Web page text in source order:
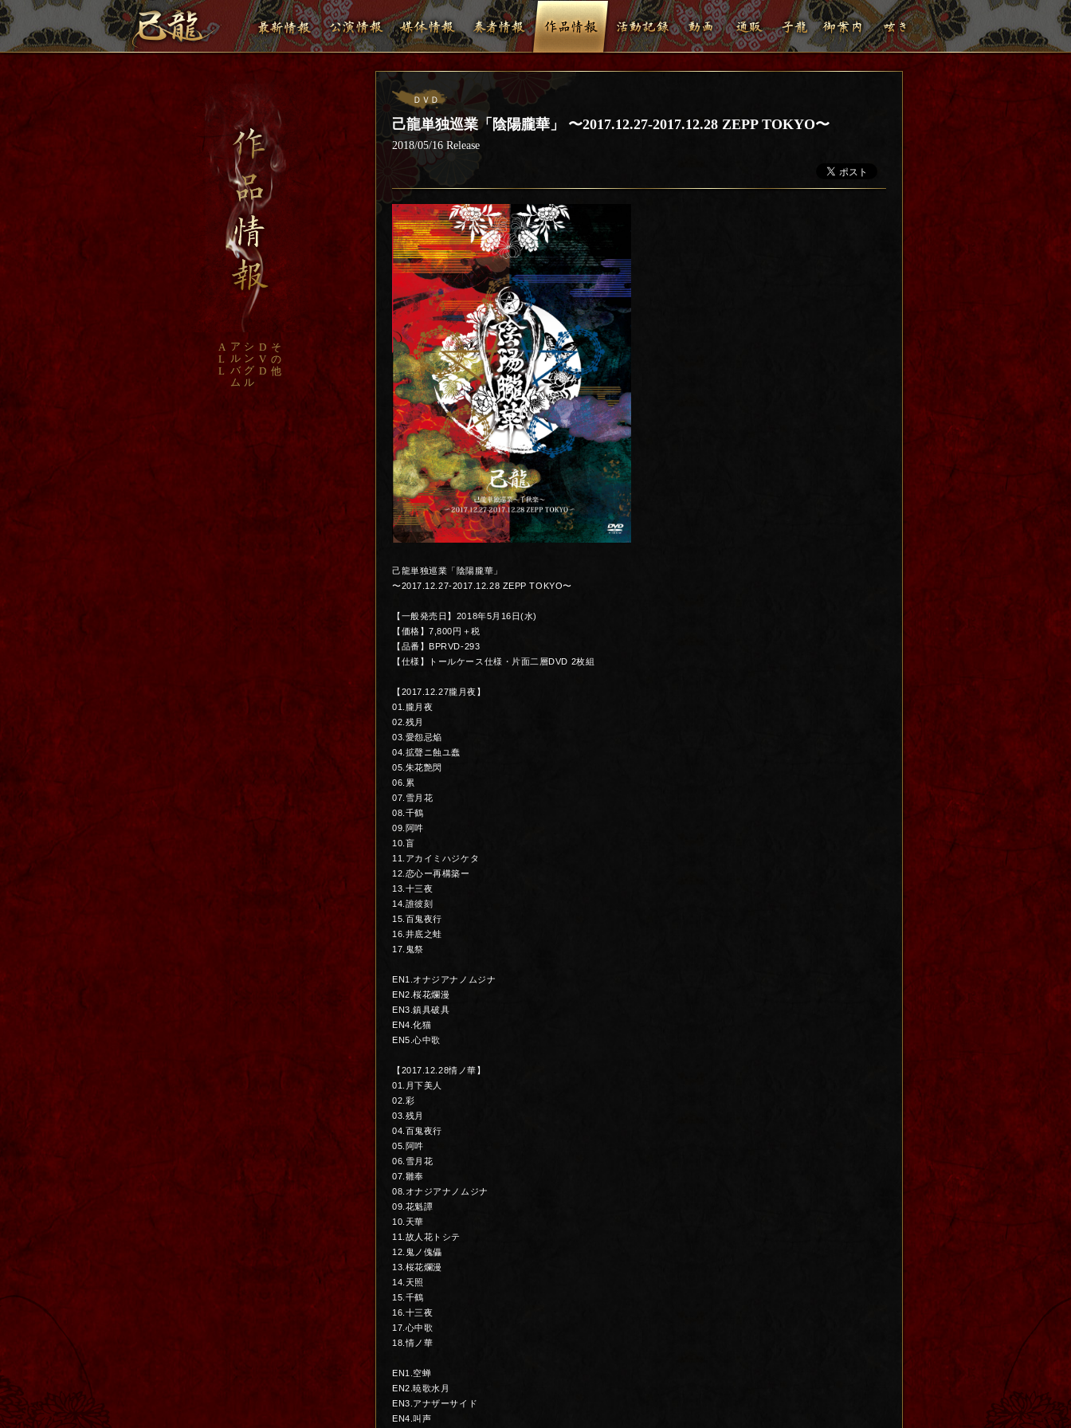
A
L
L
ア
ル
バ
ム
シ
ン
グ
ル
D
V
D
そ
の
他
ＤＶＤ
己龍単独巡業「陰陽朧華」 〜2017.12.27-2017.12.28 ZEPP TOKYO〜
2018/05/16 Release
己龍単独巡業「陰陽朧華」
〜2017.12.27-2017.12.28 ZEPP TOKYO〜
【一般発売日】2018年5月16日(水)
【価格】7,800円＋税
【品番】BPRVD-293
【仕様】トールケース仕様・片面二層DVD 2枚組
【2017.12.27朧月夜】
01.朧月夜
02.残月
03.愛怨忌焔
04.拡聲ニ蝕ユ蠢
05.朱花艶閃
06.累
07.雪月花
08.千鶴
09.阿吽
10.盲
11.アカイミハジケタ
12.恋心ー再構築ー
13.十三夜
14.誰彼刻
15.百鬼夜行
16.井底之蛙
17.鬼祭
EN1.オナジアナノムジナ
EN2.桜花爛漫
EN3.鎮具破具
EN4.化猫
EN5.心中歌
【2017.12.28情ノ華】
01.月下美人
02.彩
03.残月
04.百鬼夜行
05.阿吽
06.雪月花
07.雛奉
08.オナジアナノムジナ
09.花魁譚
10.天華
11.故人花トシテ
12.鬼ノ傀儡
13.桜花爛漫
14.天照
15.千鶴
16.十三夜
17.心中歌
18.情ノ華
EN1.空蝉
EN2.暁歌水月
EN3.アナザーサイド
EN4.叫声